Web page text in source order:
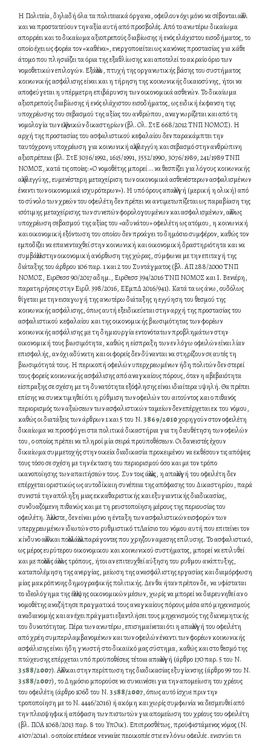
Η Πολιτεία, δηλαδή όλα τα πολιτειακά όργανα, οφείλουν όχι μόνο να σέβονται αλλά
και να προστατεύουν την αξία αυτή από προσβολές. Από το ανωτέρω δικαίωμα
απορρέει και το δικαίωμα αξιοπρεπούς διαβίωσης ή ενός ελάχιστου εισοδήματος, το
οποίο έχει ως φορέα τον «καθένα», ενεργοποιείται ως κανόνας προστασίας για κάθε
άτομο που πλησιάζει τα όρια της εξαθλίωσης και αποτελεί το ακραίο όριο των
νομοθετικών επιλογών. Εξάλλου, πτυχή της οργανωτικής βάσης του συστήματος
κοινωνικής ασφάλισης είναι και η τήρηση της κοινωνικής δικαιοσύνης, ήτοι να
αποφεύγεται η υπέρμετρη επιβάρυνση των οικονομικά ασθενών. Το δικαίωμα
αξιοπρεπούς διαβίωσης ή ενός ελάχιστου εισοδήματος, ως ειδική έκφανση της
υποχρέωσης του σεβασμού της αξίας του ανθρώπου, αναγνωρίζεται και από τη
νομολογία των ελληνικών δικαστηρίων (βλ. Ολ. ΣτΕ 668/2012 ΤΝΠ ΝΟΜΟΣ). Η
αρχή της προστασίας του ασφαλιστικού κεφαλαίου δεν παρακάμπτει την
ταυτόχρονη υποχρέωση για κοινωνική αλληλεγγύη και σεβασμό στην ανθρώπινη
αξιοπρέπεια (βλ. ΣτΕ 3036/1992, 1615/1991, 3552/1990, 3076/1989, 241/1989 ΤΝΠ
ΝΟΜΟΣ, κατά τις οποίες: «Ο νομοθέτης μπορεί … να θεσπίζει για λόγους κοινωνικής
αλληλεγγύης, ευμενέστερη μεταχείριση των οικονομικά ασθενέστερων ασφαλισμένων
έναντι των οικονομικά ισχυρότερων»). Η υπό όρους απαλλαγή (μερική η ολική) από
το σύνολο των χρεών του οφειλέτη δεν πρέπει να αντιμετωπίζεται ως παραβίαση της
ισότιμης μεταχείρισης των συνεπών φορολογουμένων και ασφαλισμένων, αλλά ως
υποχρέωση σεβασμού της αξίας του «αδυνάτου» οφειλέτη ως ατόμου, η κοινωνική
και οικονομική εξόντωση του οποίου δεν προάγει το δημόσιο συμφέρον, καθώς τον
εμποδίζει να επανενταχθεί στην κοινωνική και οικονομική δραστηριότητα και να
συμβάλλει στην οικονομική ανόρθωση της χώρας, σύμφωνα με την επιταγή της
διάταξης του άρθρου 106 παρ. 1 και 2 του Συντάγματος (βλ. ΑΠ 288/2000 ΤΝΠ
ΝΟΜΟΣ, ΕιρΘεσσ 90/2017 αδημ., ΕιρΘεσσ 394/2016 ΤΝΠ ΝΟΜΟΣ και I. Βενιέρη,
παρατηρήσεις στην Ειρίλ 398/2016, ΕΕμπΔ 2016/941). Κατά τα ως άνω, ουδόλως
θίγεται με την εισαγωγή της ανωτέρω διάταξης η εγγύηση του θεσμού της
κοινωνικής ασφάλισης, όπως αυτή εξειδικεύεται στην αρχή της προστασίας του
ασφαλιστικού κεφαλαίου και της οικονομικής βιωσιμότητας των φορέων
κοινωνικής ασφάλισης με τη δημιουργία εντονότατων προβλημάτων στην
οικονομική τους βιωσιμότητα, καθώς η είσπραξη των εν λόγω οφειλών είναι λίαν
επισφαλής, αν όχι αδύνατη και οι φορείς δεν δύνανται να στηρίζουν σε αυτές τη
βιωσιμότητά τους. Η περικοπή οφειλών υπερχρεωμένων ήδη πολιτών δεν στερεί
τους φορείς κοινωνικής ασφάλισης από αναγκαίους πόρους, όταν η αβεβαιότητα
είσπραξης σε σχέση με τη δυνατότητα εξόφλησης είναι ιδιαίτερα υψηλή. Θα πρέπει
επίσης να συνεκτιμηθεί ότι η ρύθμιση των οφειλών του αιτούντος και ο πιθανός
περιορισμός των αξιώσεων των ασφαλιστικών ταμείων δεν επέρχεται εκ του νόμου,
καθώς οι διατάξεις των άρθρων 1 και 5 του Ν.3869/2010χορηγούν στον οφειλέτη
δικαίωμα να προσφύγει στα πολιτικά δικαστήρια για τη διευθέτηση των οφειλών
του, ο οποίος πρέπει να πληροί μία σειρά προϋποθέσεων. Οι δανειστές έχουν
δικαίωμα συμμετοχής στην οικεία διαδικασία προκειμένου να εκθέσουν τις απόψεις
τους τόσο σε σχέση με την έκταση του περιορισμού όσο και με τον τρόπο
ικανοποίησης των απαιτήσεών τους. Συν τοις άλλοις, η απαλλαγή του οφειλέτη δεν
επέρχεται οριστικώς ως αυτοδίκαιη συνέπεια της απόφασης του Δικαστηρίου, παρά
συνιστά την απόληξη μιας εκκαθαριστικής και εξυγιαντικής διαδικασίας,
συνδυαζόμενη πιθανώς και με τη ρευστοποίηση μέρους της περιουσίας του
οφειλέτη. Άλλωστε, δεν είναι μόνο η ένταξη των ασφαλιστικών εισφορών των
υπερχρεωμένων ιδιωτών στο ρυθμιστικό ττΛαίσιο του νόμου αυτή που επιτείνει τον
κίνδυνο αλλά και πολλοί άλλοι παράγοντες που χρηζουν αμεσης επίλυσης. Το ασφαλιστικό,
ως μέρος ευρύτερου οικονομικου και κοινωνικού συστήματος, μπορεί να επιλυθεί
και με πολλούς άλλους τρόπους, ήτοι αν επιτευχθεί αύξηση του ρυθμου ανάπτυξης,
καταπολέμηση της ανεργίας, μείωση της ανασφάλιστης εργασίας και διαμόρφωση
μίας μακρόπνοης δημογραφικής πολιτικής. Δεν θα ήταν πρέπον δε, να υφίσταται
το ιδεολόγημα της έλλειψης οικονομικών μέσων, χωρίς να μπορεί να διερευνηθεί αν ο
νομοθέτης αναζήτησε πραγματικά τους αναγκαίους πόρους μέσα από μηχανισμούς
αναδιανομής και αν έχει πράγματι εξαντλήσει τους μηχανισμούς της διανεμητικής
του δυνατότητας. Πέρα των ανωτέρω, επισημαίνεται ότι η απαλλαγή του οφειλέτη
από χρέη συμπεριλαμβανομένων και των οφειλών έναντι των φορέων κοινωνικής
ασφάλισης είναι ήδη γνωστή στο δικαιϊκό μας σύστημα, καθώς και στο θεσμό της
πτώχευσης επέρχεται υπό προϋποθέσεις τέτοια απαλλαγή (άρθρο 170 παρ. 5 του Ν.
3588/2007). Αλλά και στην περίπτωση της διαδικασίας εξυγίανσης (άρθρο 99 του Ν.
3588/2007), το Δημόσιο μπορούσε να συναινέσει για την απομείωση του χρέους
του οφειλέτη (άρθρο 106δ του Ν.3588/2007, όπως αυτό ίσχυε πριν την
τροποποίηση με το Ν. 4446/2016) ή ακόμη και χωρίς συμφωνία να δεσμευθεί από
την πλειοψηφική απόφαση των πιστωτών για απομείωση του χρέους του οφειλέτη
(βλ. ΠΟΑ 1068/2013 παρ. 8 του ΥπΟικ). Επιπροσθέτως, προϋφιστάμενος νόμος (Ν.
4307/2014), ο οποίος επέφερε γενναίες περικοπές στις εν λόγω οφειλές, ενισχύει τη